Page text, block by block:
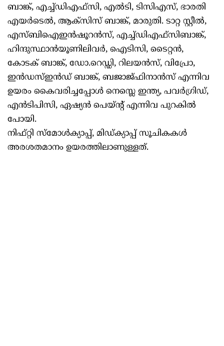
ബാങ്ക്, എച്ച്ഡിഎഫ്‌സി, എല്‍ടി, ടിസിഎസ്, ഭാരതി
എയര്‍ടെല്‍, ആക്‌സിസ് ബാങ്ക്, മാരുതി. ടാറ്റ സ്റ്റീല്‍,
എസ്ബിഐഇന്‍ഷൂറന്‍സ്, എച്ച്ഡിഎഫ്‌സിബാങ്ക്,
ഹിന്ദുസ്ഥാന്‍യൂണിലിവര്‍, ഐടിസി, ടൈറ്റന്‍,
കോടക് ബാങ്ക്, ഡോ.റെഡ്ഡി, റിലയന്‍സ്, വിപ്രോ,
ഇന്‍ഡസ്ഇന്‍ഡ് ബാങ്ക്, ബജാജ്ഫിനാന്‍സ് എന്നിവ
ഉയരം കൈവരിച്ചപ്പോള്‍ നെസ്ലെ ഇന്ത്യ, പവര്‍ഗ്രിഡ്,
എന്‍ടിപിസി, ഏഷ്യന്‍ പെയ്ന്റ് എന്നിവ പുറകില്‍
പോയി.
നിഫ്റ്റി സ്‌മോള്‍ക്യാപ്പ്, മിഡ്ക്യാപ്പ് സൂചികകള്‍
അരശതമാനം ഉയരത്തിലാണുള്ളത്.